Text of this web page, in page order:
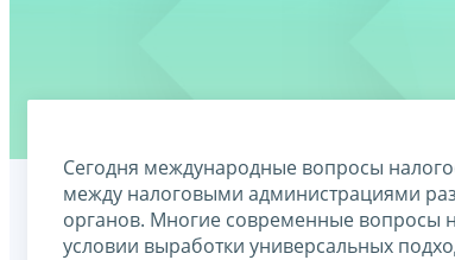
Сегодня международные вопросы
между налоговыми администрациями
органов. Многие современные вопросы
условии выработки универсальных